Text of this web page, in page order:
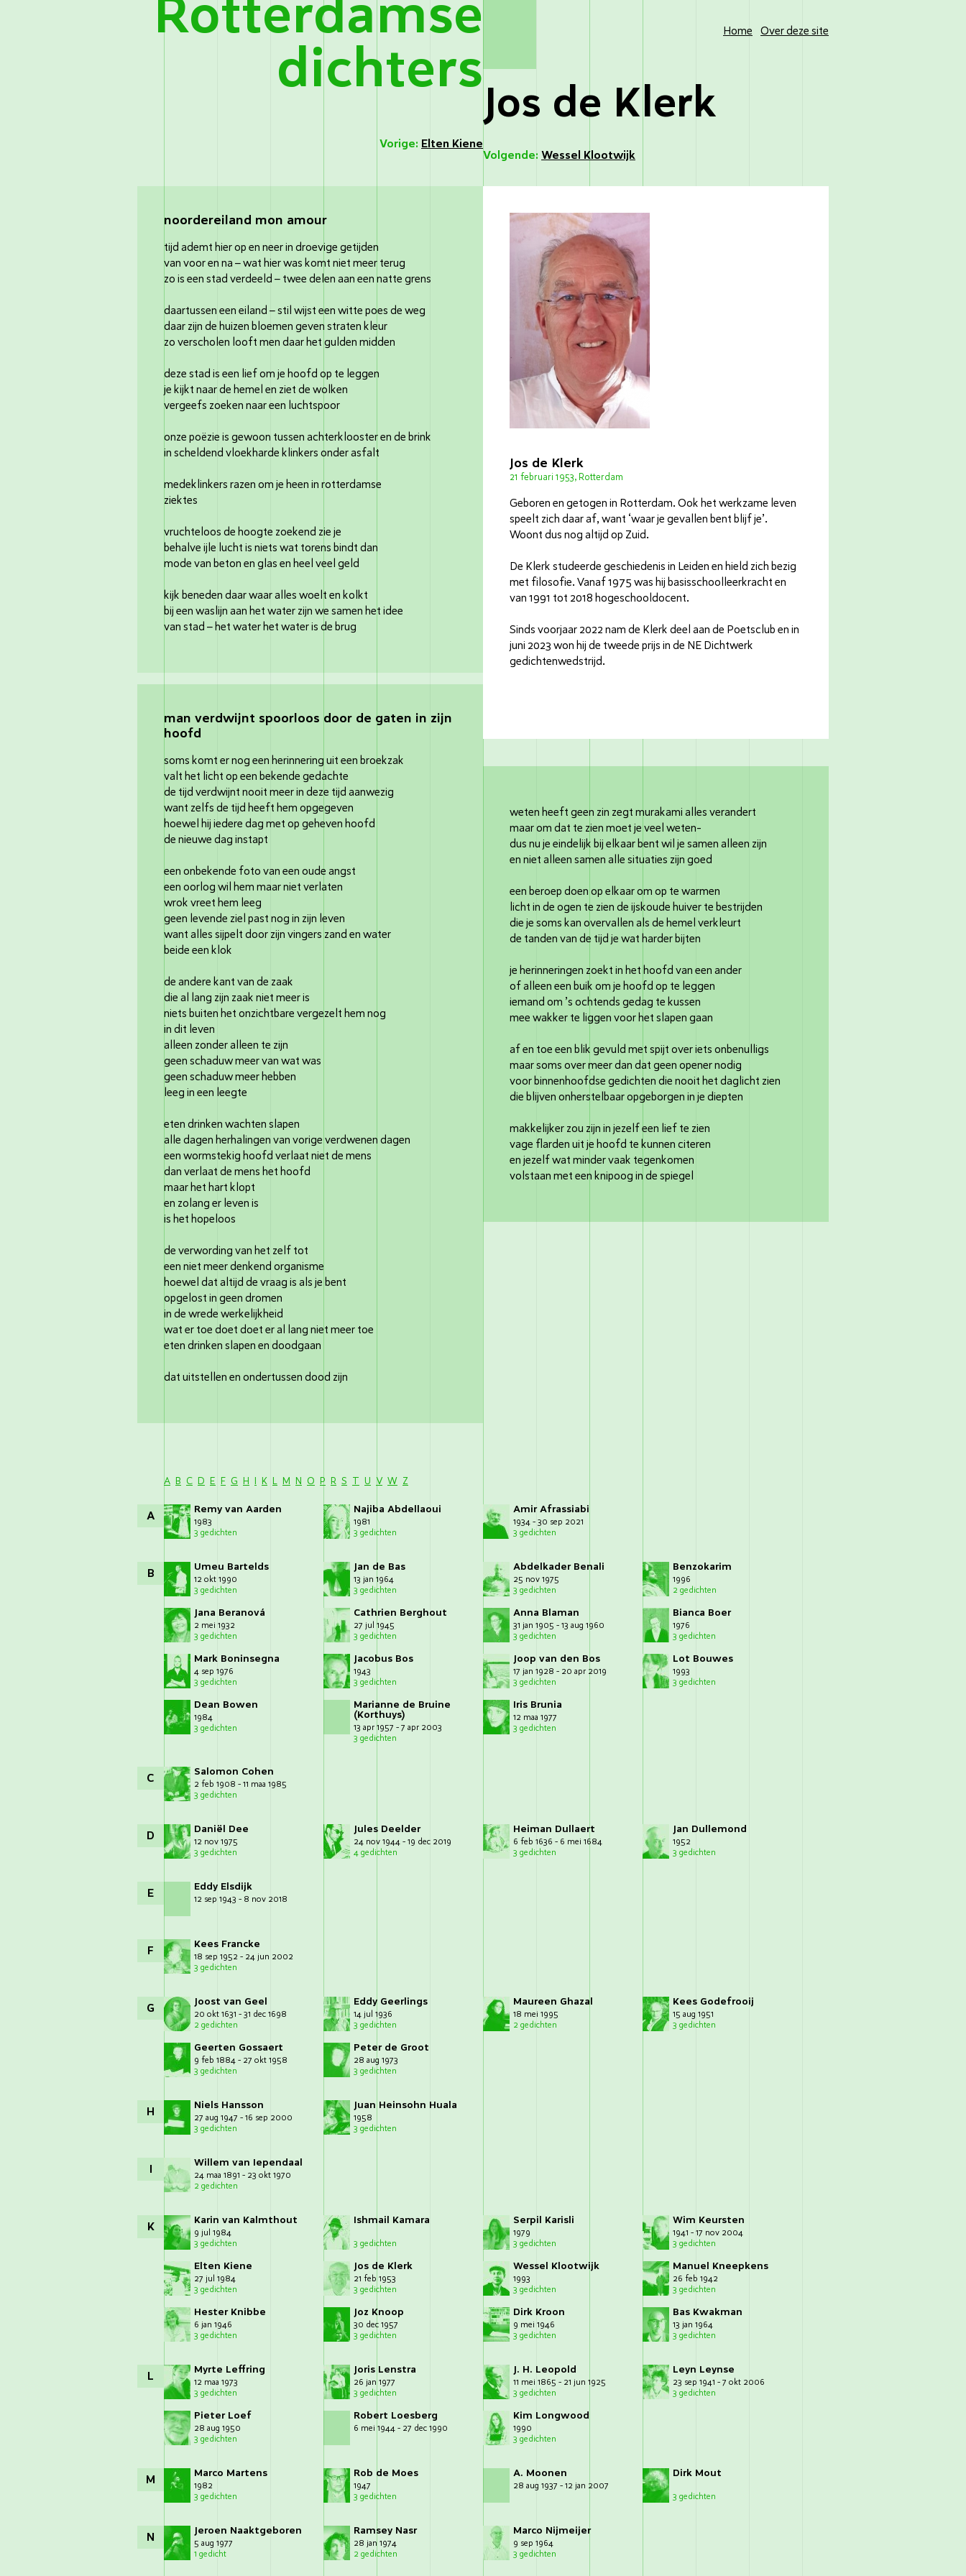
Rotterdamse
dichters
Home Over deze site
Jos de Klerk
Vorige: Elten Kiene
Volgende: Wessel Klootwijk
Jos de Klerk
21 februari 1953, Rotterdam
Geboren en getogen in Rotterdam. Ook het werkzame leven
speelt zich daar af, want ‘waar je gevallen bent blijf je’.
Woont dus nog altijd op Zuid.
De Klerk studeerde geschiedenis in Leiden en hield zich bezig
met filosofie. Vanaf 1975 was hij basisschoolleerkracht en
van 1991 tot 2018 hogeschooldocent.
Sinds voorjaar 2022 nam de Klerk deel aan de Poetsclub en in
juni 2023 won hij de tweede prijs in de NE Dichtwerk
gedichtenwedstrijd.
noordereiland mon amour
tijd ademt hier op en neer in droevige getijden
van voor en na – wat hier was komt niet meer terug
zo is een stad verdeeld – twee delen aan een natte grens
daartussen een eiland – stil wijst een witte poes de weg
daar zijn de huizen bloemen geven straten kleur
zo verscholen looft men daar het gulden midden
deze stad is een lief om je hoofd op te leggen
je kijkt naar de hemel en ziet de wolken
vergeefs zoeken naar een luchtspoor
onze poëzie is gewoon tussen achterklooster en de brink
in scheldend vloekharde klinkers onder asfalt
medeklinkers razen om je heen in rotterdamse
ziektes
vruchteloos de hoogte zoekend zie je
behalve ijle lucht is niets wat torens bindt dan
mode van beton en glas en heel veel geld
kijk beneden daar waar alles woelt en kolkt
bij een waslijn aan het water zijn we samen het idee
van stad – het water het water is de brug
man verdwijnt spoorloos door de gaten in zijn
hoofd
soms komt er nog een herinnering uit een broekzak
valt het licht op een bekende gedachte
de tijd verdwijnt nooit meer in deze tijd aanwezig
want zelfs de tijd heeft hem opgegeven
hoewel hij iedere dag met op geheven hoofd
de nieuwe dag instapt
een onbekende foto van een oude angst
een oorlog wil hem maar niet verlaten
wrok vreet hem leeg
geen levende ziel past nog in zijn leven
want alles sijpelt door zijn vingers zand en water
beide een klok
de andere kant van de zaak
die al lang zijn zaak niet meer is
niets buiten het onzichtbare vergezelt hem nog
in dit leven
alleen zonder alleen te zijn
geen schaduw meer van wat was
geen schaduw meer hebben
leeg in een leegte
eten drinken wachten slapen
alle dagen herhalingen van vorige verdwenen dagen
een wormstekig hoofd verlaat niet de mens
dan verlaat de mens het hoofd
maar het hart klopt
en zolang er leven is
is het hopeloos
de verwording van het zelf tot
een niet meer denkend organisme
hoewel dat altijd de vraag is als je bent
opgelost in geen dromen
in de wrede werkelijkheid
wat er toe doet doet er al lang niet meer toe
eten drinken slapen en doodgaan
dat uitstellen en ondertussen dood zijn
weten heeft geen zin zegt murakami alles verandert
maar om dat te zien moet je veel weten-
dus nu je eindelijk bij elkaar bent wil je samen alleen zijn
en niet alleen samen alle situaties zijn goed
een beroep doen op elkaar om op te warmen
licht in de ogen te zien de ijskoude huiver te bestrijden
die je soms kan overvallen als de hemel verkleurt
de tanden van de tijd je wat harder bijten
je herinneringen zoekt in het hoofd van een ander
of alleen een buik om je hoofd op te leggen
iemand om ’s ochtends gedag te kussen
mee wakker te liggen voor het slapen gaan
af en toe een blik gevuld met spijt over iets onbenulligs
maar soms over meer dan dat geen opener nodig
voor binnenhoofdse gedichten die nooit het daglicht zien
die blijven onherstelbaar opgeborgen in je diepten
makkelijker zou zijn in jezelf een lief te zien
vage flarden uit je hoofd te kunnen citeren
en jezelf wat minder vaak tegenkomen
volstaan met een knipoog in de spiegel
A B C D E F G H I K L M N O P R S T U V W Z
A Remy van Aarden
1983
3 gedichten
Najiba Abdellaoui
1981
3 gedichten
Amir Afrassiabi
1934 - 30 sep 2021
3 gedichten
B Umeu Bartelds
12 okt 1990
3 gedichten
Jan de Bas
13 jan 1964
3 gedichten
Abdelkader Benali
25 nov 1975
3 gedichten
Benzokarim
1996
2 gedichten
Jana Beranová
2 mei 1932
3 gedichten
Cathrien Berghout
27 jul 1945
3 gedichten
Anna Blaman
31 jan 1905 - 13 aug 1960
3 gedichten
Bianca Boer
1976
3 gedichten
Mark Boninsegna
4 sep 1976
3 gedichten
Jacobus Bos
1943
3 gedichten
Joop van den Bos
17 jan 1928 - 20 apr 2019
3 gedichten
Lot Bouwes
1993
3 gedichten
Dean Bowen
1984
3 gedichten
Marianne de Bruine
(Korthuys)
13 apr 1957 - 7 apr 2003
3 gedichten
Iris Brunia
12 maa 1977
3 gedichten
C Salomon Cohen
2 feb 1908 - 11 maa 1985
3 gedichten
D Daniël Dee
12 nov 1975
3 gedichten
Jules Deelder
24 nov 1944 - 19 dec 2019
4 gedichten
Heiman Dullaert
6 feb 1636 - 6 mei 1684
3 gedichten
Jan Dullemond
1952
3 gedichten
E Eddy Elsdijk
12 sep 1943 - 8 nov 2018
F Kees Francke
18 sep 1952 - 24 jun 2002
3 gedichten
G Joost van Geel
20 okt 1631 - 31 dec 1698
2 gedichten
Eddy Geerlings
14 jul 1936
3 gedichten
Maureen Ghazal
18 mei 1995
2 gedichten
Kees Godefrooij
15 aug 1951
3 gedichten
Geerten Gossaert
9 feb 1884 - 27 okt 1958
3 gedichten
Peter de Groot
28 aug 1973
3 gedichten
H Niels Hansson
27 aug 1947 - 16 sep 2000
3 gedichten
Juan Heinsohn Huala
1958
3 gedichten
I Willem van Iependaal
24 maa 1891 - 23 okt 1970
2 gedichten
K Karin van Kalmthout
9 jul 1984
3 gedichten
Ishmail Kamara
3 gedichten
Serpil Karisli
1979
3 gedichten
Wim Keursten
1941 - 17 nov 2004
3 gedichten
Elten Kiene
27 jul 1984
3 gedichten
Jos de Klerk
21 feb 1953
3 gedichten
Wessel Klootwijk
1993
3 gedichten
Manuel Kneepkens
26 feb 1942
3 gedichten
Hester Knibbe
6 jan 1946
3 gedichten
Joz Knoop
30 dec 1957
3 gedichten
Dirk Kroon
9 mei 1946
3 gedichten
Bas Kwakman
13 jan 1964
3 gedichten
L Myrte Leffring
12 maa 1973
3 gedichten
Joris Lenstra
26 jan 1977
3 gedichten
J. H. Leopold
11 mei 1865 - 21 jun 1925
3 gedichten
Leyn Leynse
23 sep 1941 - 7 okt 2006
3 gedichten
Pieter Loef
28 aug 1950
3 gedichten
Robert Loesberg
6 mei 1944 - 27 dec 1990
Kim Longwood
1990
3 gedichten
M Marco Martens
1982
3 gedichten
Rob de Moes
1947
3 gedichten
A. Moonen
28 aug 1937 - 12 jan 2007
Dirk Mout
3 gedichten
N Jeroen Naaktgeboren
5 aug 1977
1 gedicht
Ramsey Nasr
28 jan 1974
2 gedichten
Marco Nijmeijer
9 sep 1964
3 gedichten